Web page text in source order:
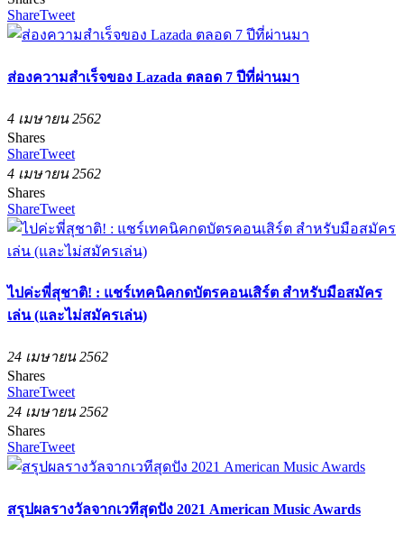
ShareTweet
ส่องความสำเร็จของ Lazada ตลอด 7 ปีที่ผ่านมา
4 เมษายน 2562
Shares
ShareTweet
4 เมษายน 2562
Shares
ShareTweet
ไปค่ะพี่สุชาติ! : แชร์เทคนิคกดบัตรคอนเสิร์ต สำหรับมือสมัคร
เล่น (และไม่สมัครเล่น)
24 เมษายน 2562
Shares
ShareTweet
24 เมษายน 2562
Shares
ShareTweet
สรุปผลรางวัลจากเวทีสุดปัง 2021 American Music Awards